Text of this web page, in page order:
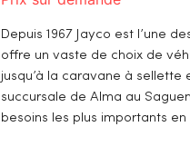
Depuis 1967 Jayco est l’une
offre un vaste de choix de
jusqu’à la caravane à
succursale de Alma au
besoins les plus importants